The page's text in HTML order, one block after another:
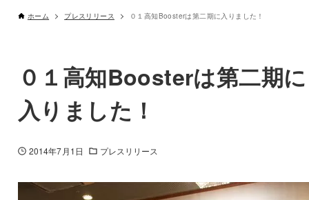
ホーム プレスリリース ０１高知Boosterは第二期に入りました！
０１高知Boosterは第二期に
入りました！
2014年7月1日 プレスリリース